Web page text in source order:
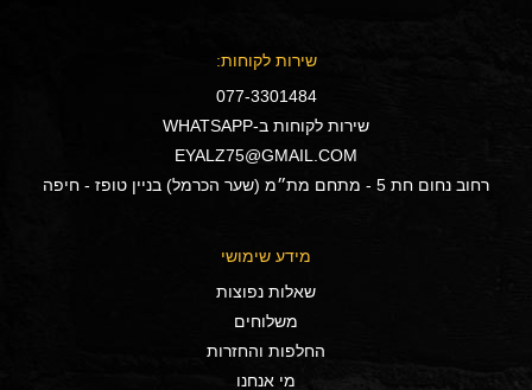
שירות לקוחות:
077-3301484
שירות לקוחות ב-WHATSAPP
EYALZ75@GMAIL.COM
רחוב נחום חת 5 - מתחם מת״מ (שער הכרמל) בניין טופז - חיפה
מידע שימושי
שאלות נפוצות
משלוחים
החלפות והחזרות
מי אנחנו